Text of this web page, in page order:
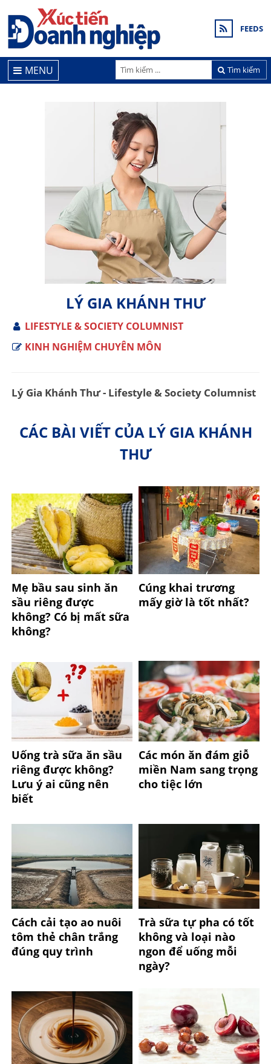
FEEDS
Tìm kiếm
MENU
LÝ GIA KHÁNH THƯ
LIFESTYLE & SOCIETY COLUMNIST
KINH NGHIỆM CHUYÊN MÔN
Lý Gia Khánh Thư - Lifestyle & Society Columnist
CÁC BÀI VIẾT CỦA LÝ GIA KHÁNH
THƯ
Mẹ bầu sau sinh ăn
sầu riêng được
không? Có bị mất sữa
không?
Cúng khai trương
mấy giờ là tốt nhất?
Uống trà sữa ăn sầu
riêng được không?
Lưu ý ai cũng nên
biết
Các món ăn đám giỗ
miền Nam sang trọng
cho tiệc lớn
Cách cải tạo ao nuôi
tôm thẻ chân trắng
đúng quy trình
Trà sữa tự pha có tốt
không và loại nào
ngon để uống mỗi
ngày?